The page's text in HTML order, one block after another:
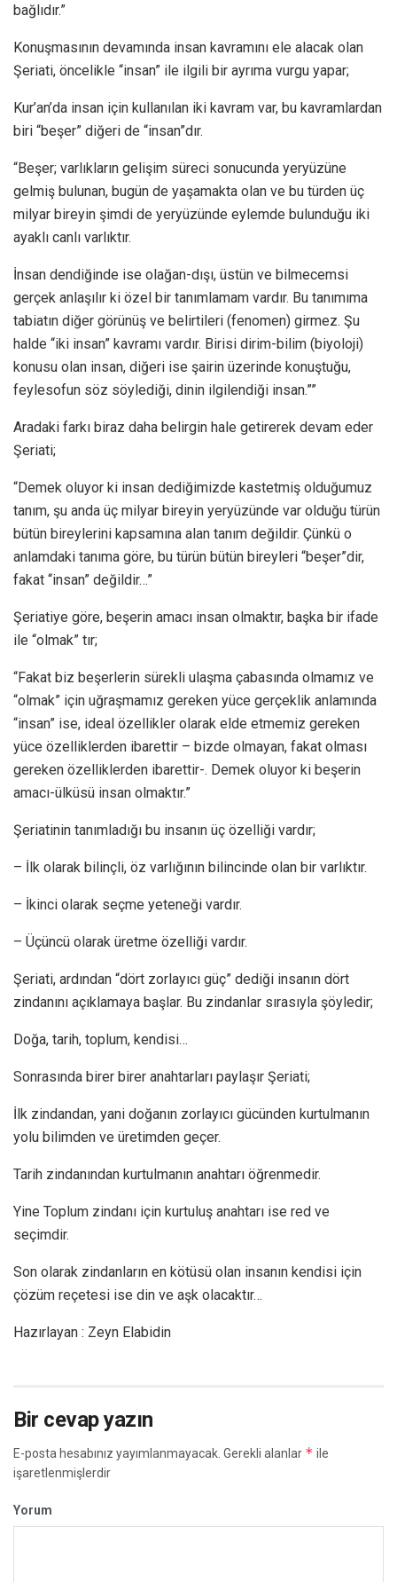
bağlıdır.”
Konuşmasının devamında insan kavramını ele alacak olan
Şeriati, öncelikle “insan” ile ilgili bir ayrıma vurgu yapar;
Kur’an’da insan için kullanılan iki kavram var, bu kavramlardan
biri “beşer” diğeri de “insan”dır.
“Beşer; varlıkların gelişim süreci sonucunda yeryüzüne
gelmiş bulunan, bugün de yaşamakta olan ve bu türden üç
milyar bireyin şimdi de yeryüzünde eylemde bulunduğu iki
ayaklı canlı varlıktır.
İnsan dendiğinde ise olağan-dışı, üstün ve bilmecemsi
gerçek anlaşılır ki özel bir tanımlamam vardır. Bu tanımıma
tabiatın diğer görünüş ve belirtileri (fenomen) girmez. Şu
halde “iki insan” kavramı vardır. Birisi dirim-bilim (biyoloji)
konusu olan insan, diğeri ise şairin üzerinde konuştuğu,
feylesofun söz söylediği, dinin ilgilendiği insan.””
Aradaki farkı biraz daha belirgin hale getirerek devam eder
Şeriati;
“Demek oluyor ki insan dediğimizde kastetmiş olduğumuz
tanım, şu anda üç milyar bireyin yeryüzünde var olduğu türün
bütün bireylerini kapsamına alan tanım değildir. Çünkü o
anlamdaki tanıma göre, bu türün bütün bireyleri “beşer”dir,
fakat “insan” değildir…”
Şeriatiye göre, beşerin amacı insan olmaktır, başka bir ifade
ile “olmak” tır;
“Fakat biz beşerlerin sürekli ulaşma çabasında olmamız ve
“olmak” için uğraşmamız gereken yüce gerçeklik anlamında
“insan” ise, ideal özellikler olarak elde etmemiz gereken
yüce özelliklerden ibarettir – bizde olmayan, fakat olması
gereken özelliklerden ibarettir-. Demek oluyor ki beşerin
amacı-ülküsü insan olmaktır.”
Şeriatinin tanımladığı bu insanın üç özelliği vardır;
– İlk olarak bilinçli, öz varlığının bilincinde olan bir varlıktır.
– İkinci olarak seçme yeteneği vardır.
– Üçüncü olarak üretme özelliği vardır.
Şeriati, ardından “dört zorlayıcı güç” dediği insanın dört
zindanını açıklamaya başlar. Bu zindanlar sırasıyla şöyledir;
Doğa, tarih, toplum, kendisi…
Sonrasında birer birer anahtarları paylaşır Şeriati;
İlk zindandan, yani doğanın zorlayıcı gücünden kurtulmanın
yolu bilimden ve üretimden geçer.
Tarih zindanından kurtulmanın anahtarı öğrenmedir.
Yine Toplum zindanı için kurtuluş anahtarı ise red ve
seçimdir.
Son olarak zindanların en kötüsü olan insanın kendisi için
çözüm reçetesi ise din ve aşk olacaktır…
Hazırlayan : Zeyn Elabidin
Bir cevap yazın
E-posta hesabınız yayımlanmayacak. Gerekli alanlar * ile
işaretlenmişlerdir
Yorum